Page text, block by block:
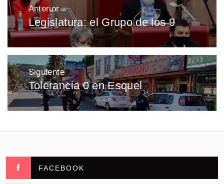
de
entradas
Anterior
Entrada
anterior:
Legislatura: el Grupo de los 9
Siguiente
Entrada
siguiente:
Tolerancia 0 en Esquel
FACEBOOK